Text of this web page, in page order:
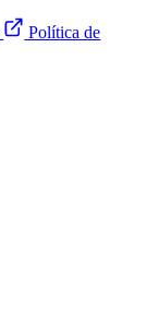
Política de